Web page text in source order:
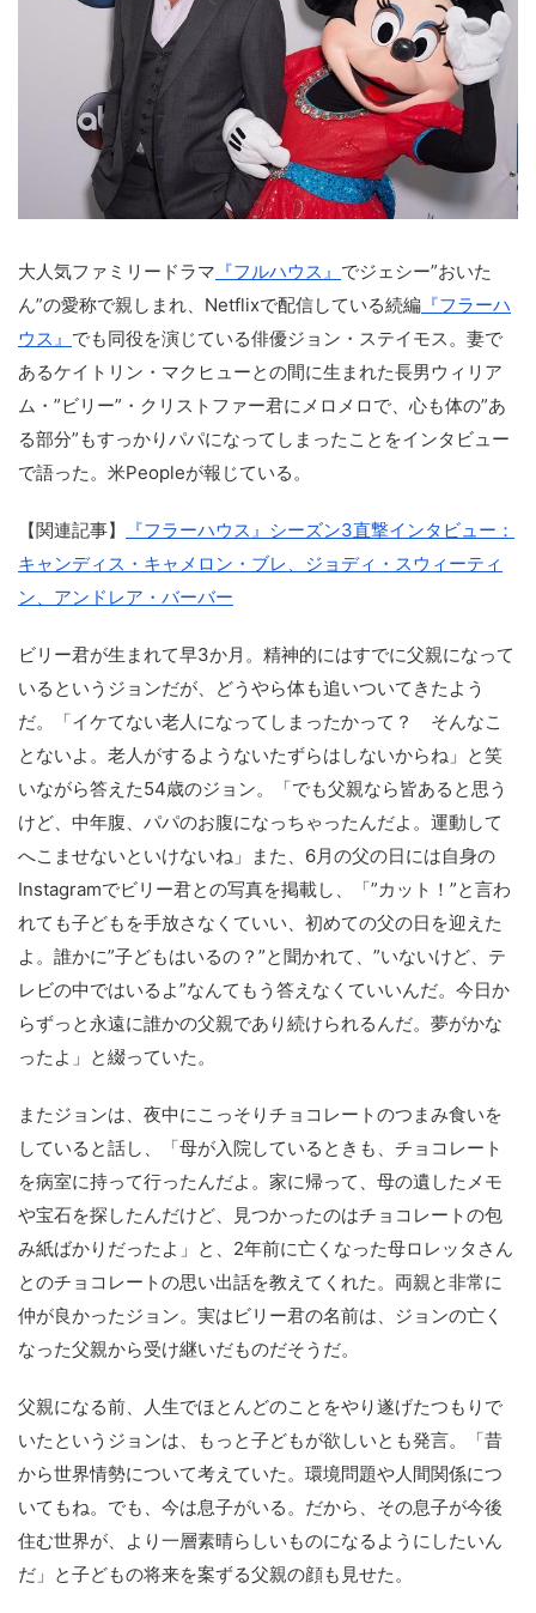
大人気ファミリードラマ 『フルハウス』 でジェシー”おいた
ん”の愛称で親しまれ、Netflixで配信している続編 『フラーハ
ウス』 でも同役を演じている俳優ジョン・ステイモス。妻で
あるケイトリン・マクヒューとの間に生まれた長男ウィリア
ム・”ビリー”・クリストファー君にメロメロで、心も体の”あ
る部分”もすっかりパパになってしまったことをインタビュー
で語った。米Peopleが報じている。
【関連記事】
『フラーハウス』シーズン3直撃インタビュー：
キャンディス・キャメロン・ブレ、ジョディ・スウィーティ
ン、アンドレア・バーバー
ビリー君が生まれて早3か月。精神的にはすでに父親になって
いるというジョンだが、どうやら体も追いついてきたよう
だ。「イケてない老人になってしまったかって？ そんなこ
とないよ。老人がするようないたずらはしないからね」と笑
いながら答えた54歳のジョン。「でも父親なら皆あると思う
けど、中年腹、パパのお腹になっちゃったんだよ。運動して
へこませないといけないね」また、6月の父の日には自身の
Instagramでビリー君との写真を掲載し、「”カット！”と言わ
れても子どもを手放さなくていい、初めての父の日を迎えた
よ。誰かに”子どもはいるの？”と聞かれて、”いないけど、テ
レビの中ではいるよ”なんてもう答えなくていいんだ。今日か
らずっと永遠に誰かの父親であり続けられるんだ。夢がかな
ったよ」と綴っていた。
またジョンは、夜中にこっそりチョコレートのつまみ食いを
していると話し、「母が入院しているときも、チョコレート
を病室に持って行ったんだよ。家に帰って、母の遺したメモ
や宝石を探したんだけど、見つかったのはチョコレートの包
み紙ばかりだったよ」と、2年前に亡くなった母ロレッタさん
とのチョコレートの思い出話を教えてくれた。両親と非常に
仲が良かったジョン。実はビリー君の名前は、ジョンの亡く
なった父親から受け継いだものだそうだ。
父親になる前、人生でほとんどのことをやり遂げたつもりで
いたというジョンは、もっと子どもが欲しいとも発言。「昔
から世界情勢について考えていた。環境問題や人間関係につ
いてもね。でも、今は息子がいる。だから、その息子が今後
住む世界が、より一層素晴らしいものになるようにしたいん
だ」と子どもの将来を案ずる父親の顔も見せた。